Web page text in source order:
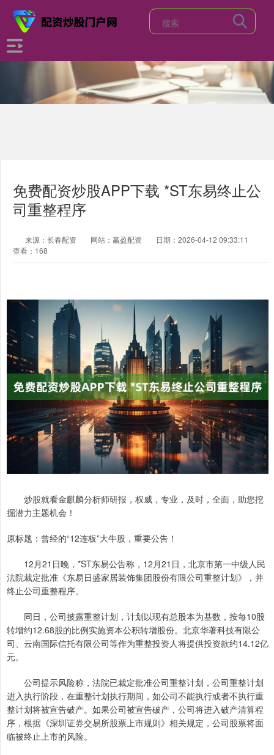
免费配资炒股APP下载 *ST东易终止公
司重整程序
来源：长春配资 网站：赢盈配资
日期：2026-04-12 09:33:11
查看：168
炒股就看金麒麟分析师研报，权威，专业，及时，全面，助您挖
掘潜力主题机会！
原标题：曾经的“12连板”大牛股，重要公告！
12月21日晚，*ST东易公告称，12月21日，北京市第一中级人民
法院裁定批准《东易日盛家居装饰集团股份有限公司重整计划》，并
终止公司重整程序。
同日，公司披露重整计划，计划以现有总股本为基数，按每10股
转增约12.68股的比例实施资本公积转增股份。北京华著科技有限公
司、云南国际信托有限公司等作为重整投资人将提供投资款约14.12亿
元。
公司提示风险称，法院已裁定批准公司重整计划，公司重整计划
进入执行阶段，在重整计划执行期间，如公司不能执行或者不执行重
整计划将被宣告破产。如果公司被宣告破产，公司将进入破产清算程
序，根据《深圳证券交易所股票上市规则》相关规定，公司股票将面
临被终止上市的风险。